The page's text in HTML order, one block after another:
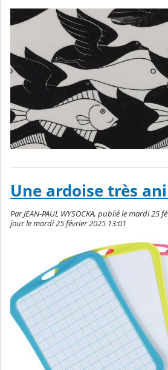
Une ardoise très
Par JEAN-PAUL WYSOCKA, publié le mardi 25
jour le mardi 25 février 2025 13:01